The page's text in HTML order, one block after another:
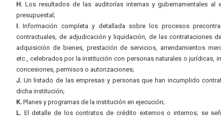
H. Los resultados de las auditorías internas y gubernamentales al
presupuestal;
I. Información completa y detallada sobre los procesos
contractuales, de adjudicación y liquidación, de las contrataciones
adquisición de bienes, prestación de servicios, arrendamientos
etc., celebrados por la institución con personas naturales o jurídicas,
concesiones, permisos o autorizaciones;
J. Un listado de las empresas y personas que han incumplido
dicha institución;
K. Planes y programas de la institución en ejecución;
L. El detalle de los contratos de crédito externos o internos; se